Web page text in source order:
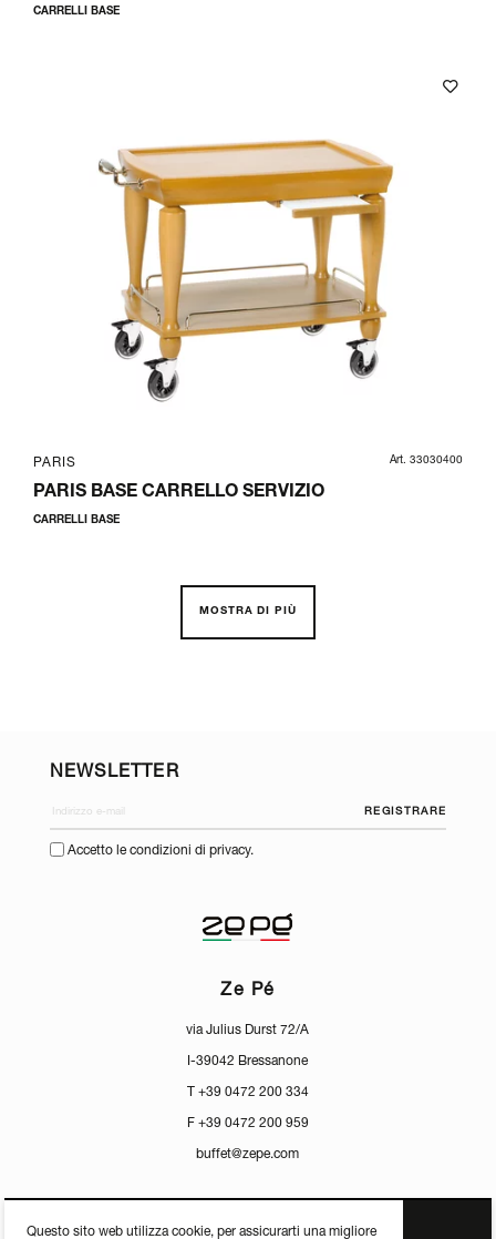
CARRELLI BASE
PARIS Art. 33030400
PARIS BASE CARRELLO SERVIZIO
CARRELLI BASE
MOSTRA DI PIÙ
NEWSLETTER
REGISTRARE
Accetto le condizioni di privacy.
Ze Pé
via Julius Durst 72/A
I-39042 Bressanone
T +39 0472 200 334
F +39 0472 200 959
buffet@zepe.com
Questo sito web utilizza cookie, per assicurarti una migliore